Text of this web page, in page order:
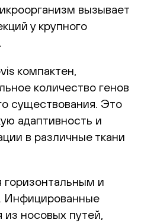
вызывает
у крупного
компактен,
количество генов
существования. Это
адаптивность и
в различные ткани
горизонтальным и
Инфицированные
носовых путей,